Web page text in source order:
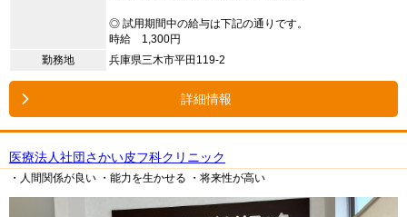
◎ 試用期間中の給与は下記の通りです。
時給 1,300円
勤務地
兵庫県三木市平田119-2
詳細情報
医療法人社団さかい皮フ科クリニック
・人間関係が良い ・能力を生かせる ・将来性が高い